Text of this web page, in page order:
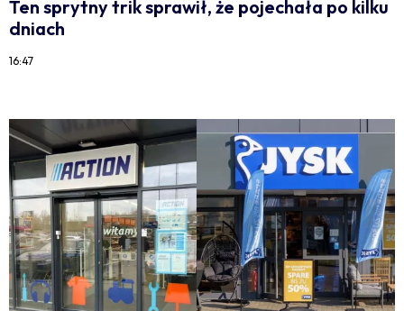
Ten sprytny trik sprawił, że pojechała po kilku
dniach
16:47